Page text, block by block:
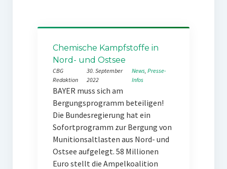
Chemische Kampfstoffe in
Nord- und Ostsee
CBG
Redaktion
30. September
2022
News, Presse-
Infos
BAYER muss sich am
Bergungsprogramm beteiligen!
Die Bundesregierung hat ein
Sofortprogramm zur Bergung von
Munitionsaltlasten aus Nord- und
Ostsee aufgelegt. 58 Millionen
Euro stellt die Ampelkoalition